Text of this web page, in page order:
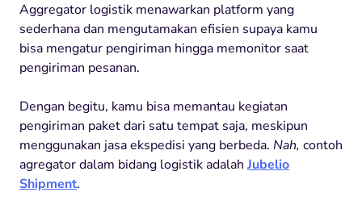
Aggregator logistik menawarkan platform yang
sederhana dan mengutamakan efisien supaya kamu
bisa mengatur pengiriman hingga memonitor saat
pengiriman pesanan.
Dengan begitu, kamu bisa memantau kegiatan
pengiriman paket dari satu tempat saja, meskipun
menggunakan jasa ekspedisi yang berbeda. Nah, contoh
agregator dalam bidang logistik adalah Jubelio
Shipment.